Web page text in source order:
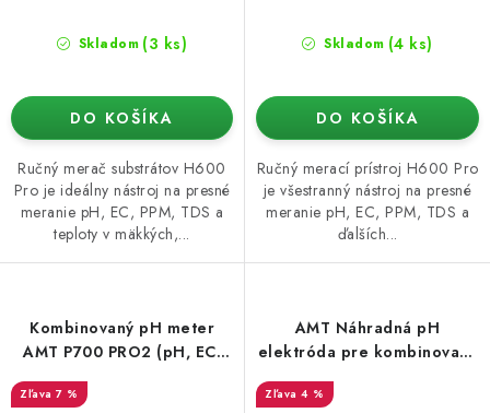
Skladom (3 ks)
DO KOŠÍKA
Ručný merač substrátov H600
Pro je ideálny nástroj na presné
meranie pH, EC, PPM, TDS a
teploty v mäkkých,...
Skladom (4 ks)
DO KOŠÍKA
Ručný merací prístroj H600 Pro
je všestranný nástroj na presné
meranie pH, EC, PPM, TDS a
ďalších...
Kombinovaný pH meter
AMT P700 PRO2 (pH, EC,
CF, PPM, teplota)
7 %
AMT Náhradná pH
elektróda pre kombinovaný
pH meter P700 PRO2
4 %